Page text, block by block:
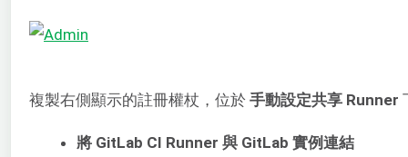
複製右側顯示的註冊權杖，位於 手動設定共享 Runner
將 GitLab CI Runner 與 GitLab 實例連結